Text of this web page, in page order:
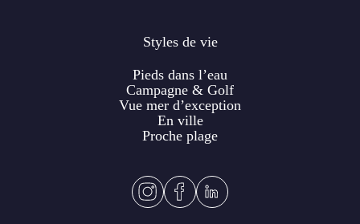
Styles de vie
Pieds dans l’eau
Campagne & Golf
Vue mer d’exception
En ville
Proche plage